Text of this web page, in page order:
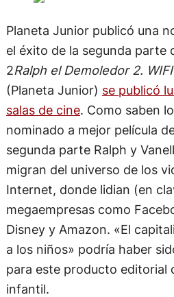
Planeta Junior publicó una
el éxito de la segunda parte
2Ralph el Demoledor 2.
(Planeta Junior) se publicó
salas de cine. Como saben
nominado a mejor película
segunda parte Ralph y
migran del universo de los
Internet, donde lidian (en
megaempresas como
Disney y Amazon. «El
a los niños» podría haber
para este producto editorial
infantil.